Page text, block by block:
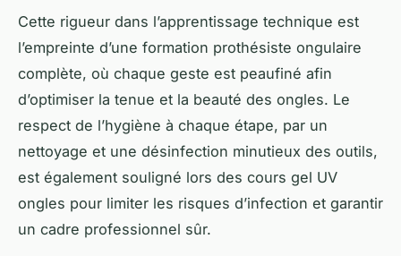
Cette rigueur dans l’apprentissage technique est
l’empreinte d’une formation prothésiste ongulaire
complète, où chaque geste est peaufiné afin
d’optimiser la tenue et la beauté des ongles. Le
respect de l’hygiène à chaque étape, par un
nettoyage et une désinfection minutieux des outils,
est également souligné lors des cours gel UV
ongles pour limiter les risques d’infection et garantir
un cadre professionnel sûr.